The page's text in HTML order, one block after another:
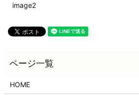
image2
HOME